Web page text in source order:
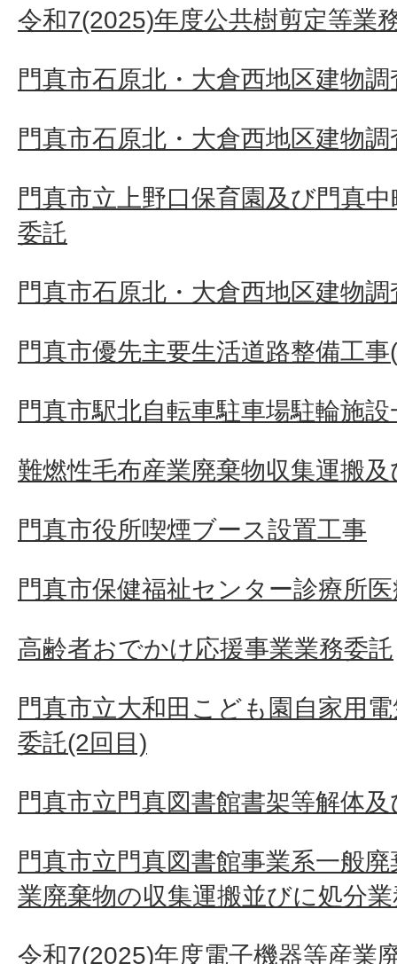
令和7(2025)年度公共樹剪定等業
門真市石原北・大倉西地区建物
門真市石原北・大倉西地区建物
門真市立上野口保育園及び門真
委託
門真市石原北・大倉西地区建物
門真市優先主要生活道路整備工
門真市駅北自転車駐車場駐輪施
難燃性毛布産業廃棄物収集運搬
門真市役所喫煙ブース設置工事
門真市保健福祉センター診療所
高齢者おでかけ応援事業業務委託
門真市立大和田こども園自家用
委託(2回目)
門真市立門真図書館書架等解体
門真市立門真図書館事業系一般
業廃棄物の収集運搬並びに処分
令和7(2025)年度電子機器等産業